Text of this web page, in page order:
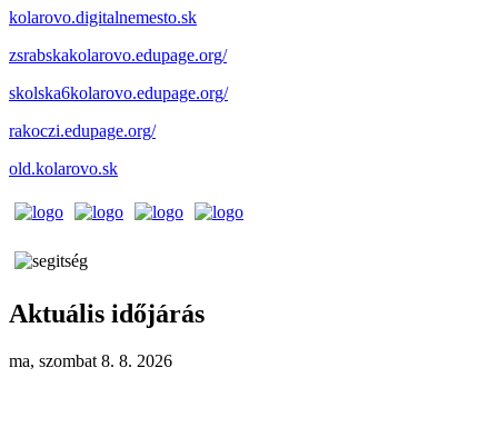
kolarovo.digitalnemesto.sk
zsrabskakolarovo.edupage.org/
skolska6kolarovo.edupage.org/
rakoczi.edupage.org/
old.kolarovo.sk
Aktuális időjárás
ma, szombat 8. 8. 2026